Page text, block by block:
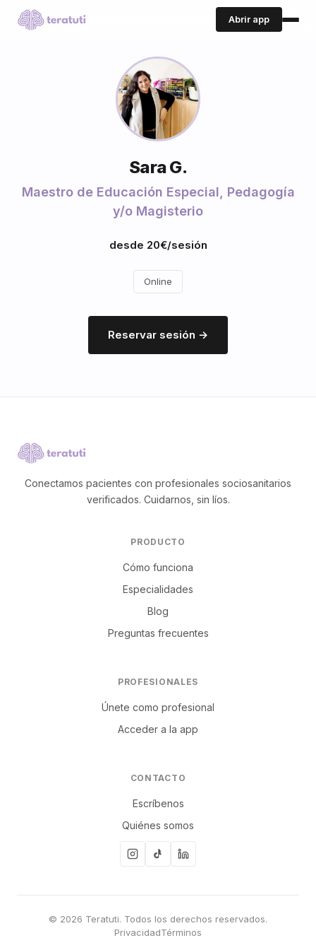
Abrir app
Sara G.
Maestro de Educación Especial, Pedagogía
y/o Magisterio
desde 20€/sesión
Online
Reservar sesión →
Conectamos pacientes con profesionales sociosanitarios
verificados. Cuidarnos, sin líos.
PRODUCTO
Cómo funciona
Especialidades
Blog
Preguntas frecuentes
PROFESIONALES
Únete como profesional
Acceder a la app
CONTACTO
Escríbenos
Quiénes somos
© 2026 Teratuti. Todos los derechos reservados.
PrivacidadTérminos